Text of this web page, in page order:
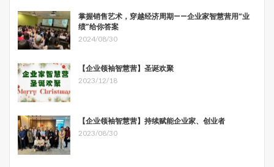
掌握销售艺术，穿越经济周期——企业家智慧营用“业
绩”给你答案
2024/08/30
【企业领袖智慧营】圣诞欢聚
2023/12/18
【企业领袖智慧营】持续赋能企业家、创业者
2023/08/30